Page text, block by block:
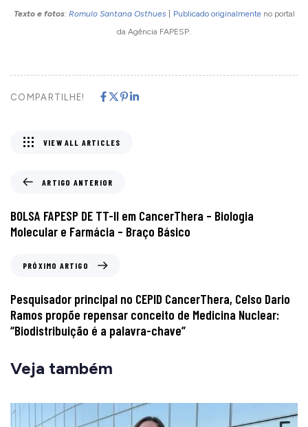
Texto e fotos: Romulo Santana Osthues| Publicado originalmenteno portal
da Agência FAPESP.
COMPARTILHE!
ARTIGO ANTERIOR
BOLSA FAPESP DE TT-II em CancerThera – Biologia
Molecular e Farmácia – Braço Básico
VIEW ALL ARTICLES
PRÓXIMO ARTIGO
Pesquisador principal no CEPID CancerThera, Celso Dario
Ramos propõe repensar conceito de Medicina Nuclear:
“Biodistribuição é a palavra-chave”
Veja também